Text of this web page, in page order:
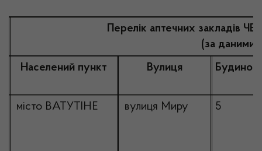
Перелік аптечних закладів
(за даними
Населений пункт
Вулиця Будинок
місто ВАТУТІНЕ вулиця Миру 5